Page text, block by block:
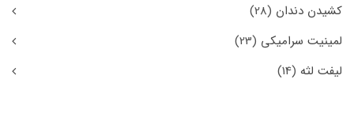
کشیدن دندان (28)
لمینیت سرامیکی (23)
لیفت لثه (14)